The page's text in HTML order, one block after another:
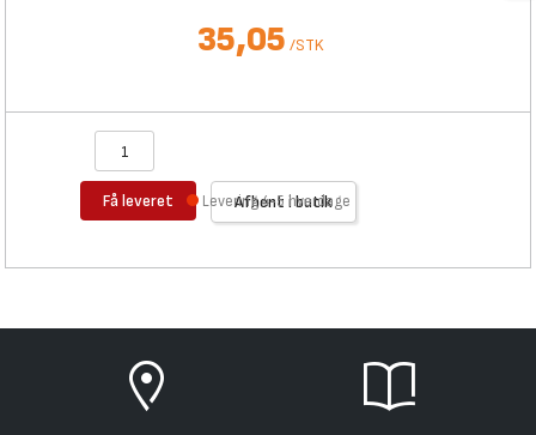
35,05 /STK
Få leveret Afhent i butik
Levering 4-5 hverdage